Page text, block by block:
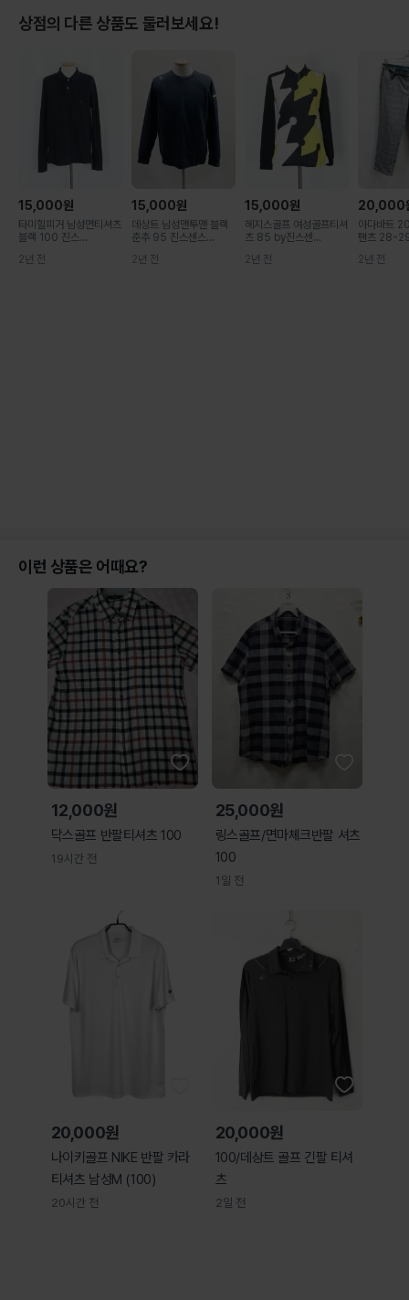
상점의 다른 상품도 둘러보세요!
15,000원
타미힐피거 남성면티셔츠
블랙 100 진스...
2년 전
15,000원
데상트 남성맨투맨 블랙
춘추 95 진스센스...
2년 전
15,000원
헤지스골프 여성골프티셔
츠 85 by진스센...
2년 전
20,000
아다바트
팬츠 28-
2년 전
이런 상품은 어때요?
12,000원
닥스골프 반팔티셔츠 100
19시간 전
25,000원
링스골프/면마체크반팔 셔츠
100
1일 전
20,000원
나이키골프 NIKE 반팔 카라
티셔츠 남성M (100)
20시간 전
20,000원
100/데상트 골프 긴팔 티셔
츠
2일 전